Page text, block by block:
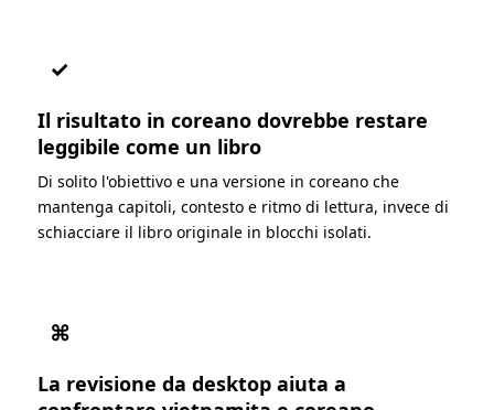
✓
Il risultato in coreano dovrebbe restare
leggibile come un libro
Di solito l'obiettivo e una versione in coreano che
mantenga capitoli, contesto e ritmo di lettura, invece di
schiacciare il libro originale in blocchi isolati.
⌘
La revisione da desktop aiuta a